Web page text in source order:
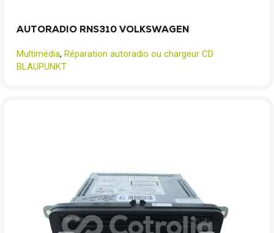
AUTORADIO RNS310 VOLKSWAGEN
Multimédia, Réparation autoradio ou chargeur CD
BLAUPUNKT